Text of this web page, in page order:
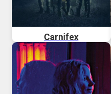
Carnifex